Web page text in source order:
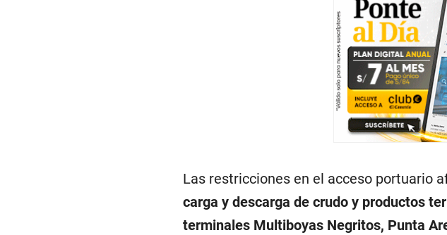
Las restricciones en el acceso portuario
carga y descarga de crudo y productos
terminales Multiboyas Negritos, Punta